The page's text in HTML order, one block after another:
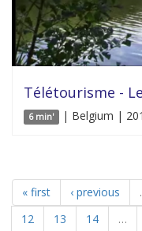
Télétourisme -
6 min' | Belgium |
« first ‹ previous
12
13 14 …